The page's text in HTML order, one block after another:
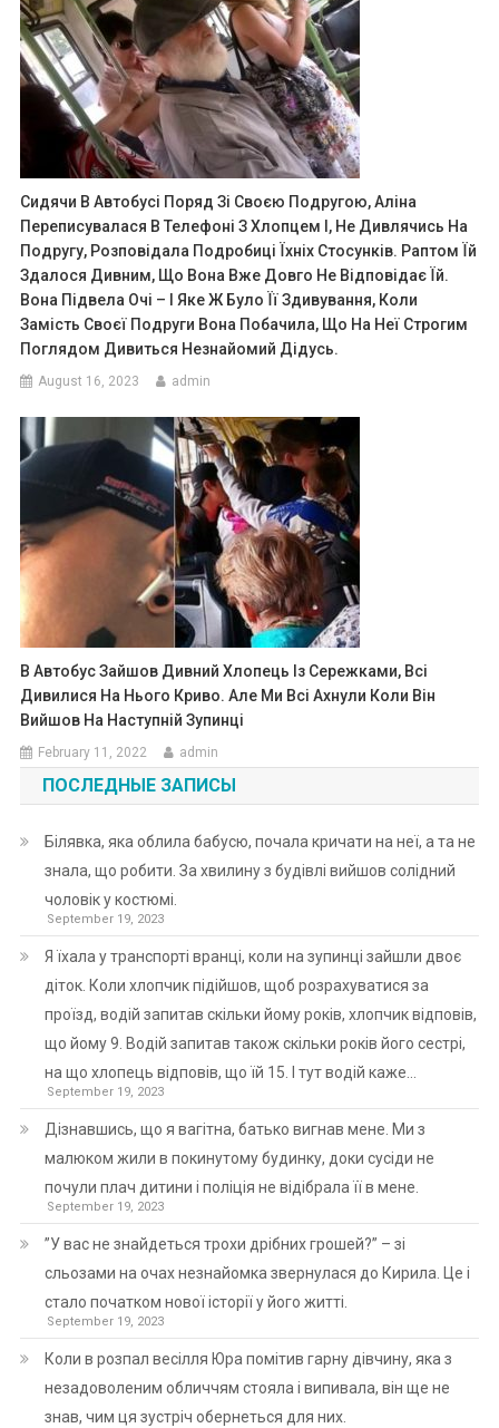
Сидячи В Автобусі Поряд Зі Своєю Подругою, Аліна
Переписувалася В Телефоні З Хлопцем І, Не Дивлячись На
Подругу, Розповідала Подробиці Їхніх Стосунків. Раптом Їй
Здалося Дивним, Що Вона Вже Довго Не Відповідає Їй.
Вона Підвела Очі – І Яке Ж Було Її Здивування, Коли
Замість Своєї Подруги Вона Побачила, Що На Неї Строгим
Поглядом Дивиться Незнайомий Дідусь.
August 16, 2023 admin
В Автобус Зайшов Дивний Хлопець Із Сережками, Всі
Дивилися На Нього Криво. Але Ми Всі Ахнули Коли Він
Вийшов На Наступній Зупинці
February 11, 2022 admin
ПОСЛЕДНЫЕ ЗАПИСЫ
Білявка, яка облила бабусю, почала кричати на неї, а та не
знала, що робити. За хвилину з будівлі вийшов солідний
чоловік у костюмі.
September 19, 2023
Я їхала у транспорті вранці, коли на зупинці зайшли двоє
діток. Коли хлопчик підійшов, щоб розрахуватися за
проїзд, водій запитав скільки йому років, хлопчик відповів,
що йому 9. Водій запитав також скільки років його сестрі,
на що хлопець відповів, що їй 15. І тут водій каже…
September 19, 2023
Дізнавшись, що я вагітна, батько вигнав мене. Ми з
малюком жили в покинутому будинку, доки сусіди не
почули плач дитини і поліція не відібрала її в мене.
September 19, 2023
”У вас не знайдеться трохи дрібних грошей?” – зі
сльозами на очах незнайомка звернулася до Кирила. Це і
стало початком нової історії у його житті.
September 19, 2023
Коли в розпал весілля Юра помітив гарну дівчину, яка з
незадоволеним обличчям стояла і випивала, він ще не
знав, чим ця зустріч обернеться для них.